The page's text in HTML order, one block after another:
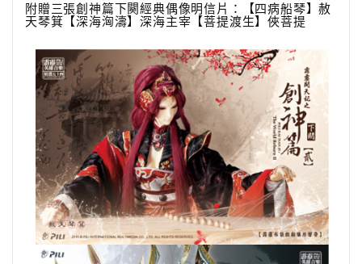
附贈三張創神篇下闋經典偶像明信片：【四病船琴】赦
天琴箕【深海洶濤】深海主宰【菩提渡生】俠菩提